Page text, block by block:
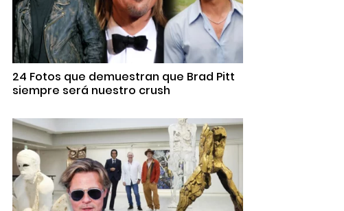
24 Fotos que demuestran que Brad Pitt
siempre será nuestro crush